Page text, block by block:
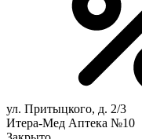
ул. Притыцкого, д. 2/3
Итера-Мед Аптека №10